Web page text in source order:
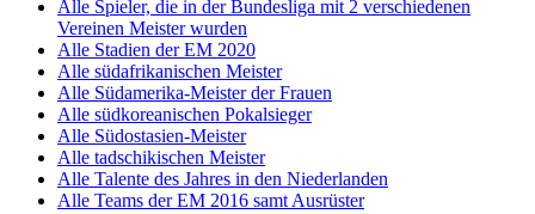
Alle Spieler, die in der Bundesliga mit 2 verschiedenen
Vereinen Meister wurden
Alle Stadien der EM 2020
Alle südafrikanischen Meister
Alle Südamerika-Meister der Frauen
Alle südkoreanischen Pokalsieger
Alle Südostasien-Meister
Alle tadschikischen Meister
Alle Talente des Jahres in den Niederlanden
Alle Teams der EM 2016 samt Ausrüster